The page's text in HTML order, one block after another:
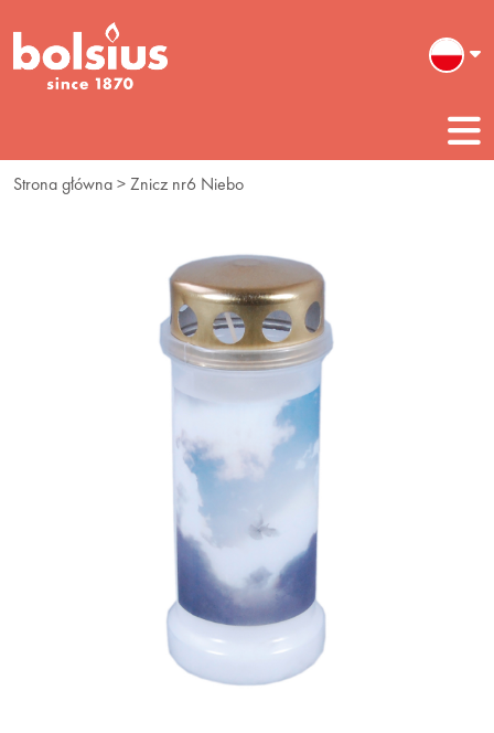
Strona główna> Znicz nr6 Niebo